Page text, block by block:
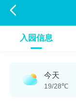

入园信息
今天
19/28℃